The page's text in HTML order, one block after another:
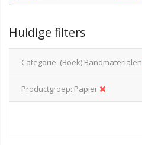
Huidige filters
Categorie (Boek) Bandmaterialen
Productgroep Papier